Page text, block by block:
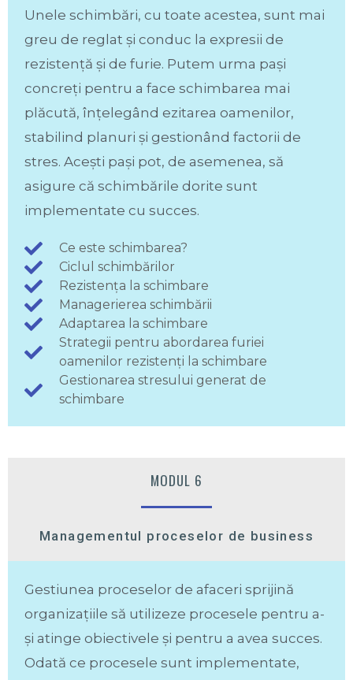
Unele schimbări, cu toate acestea, sunt mai
greu de reglat și conduc la expresii de
rezistență și de furie. Putem urma pași
concreți pentru a face schimbarea mai
plăcută, înțelegând ezitarea oamenilor,
stabilind planuri și gestionând factorii de
stres. Acești pași pot, de asemenea, să
asigure că schimbările dorite sunt
implementate cu succes.
Ce este schimbarea?
Ciclul schimbărilor
Rezistența la schimbare
Managerierea schimbării
Adaptarea la schimbare
Strategii pentru abordarea furiei
oamenilor rezistenți la schimbare
Gestionarea stresului generat de
schimbare
MODUL 6
Managementul proceselor de business
Gestiunea proceselor de afaceri sprijină
organizațiile să utilizeze procesele pentru a-
și atinge obiectivele și pentru a avea succes.
Odată ce procesele sunt implementate,